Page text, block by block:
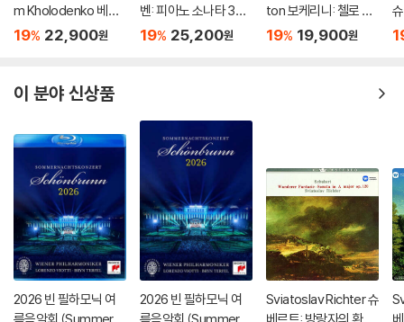
m Kholodenko 베토
벤: 바이올린 소나타 5
lin Sonatas Nos. 5 "S
19% 22,900원
벤: 피아노 소나타 30-
32번 (Beethoven: Pi
19% 25,200원
ton 보케리니: 첼로 협
주곡 편곡 버전 (Luigi
19% 19,900원
이 분야 신상품
2026 빈 필하모닉 여
2026 빈 필하모닉 여
Sviatoslav Richter 슈